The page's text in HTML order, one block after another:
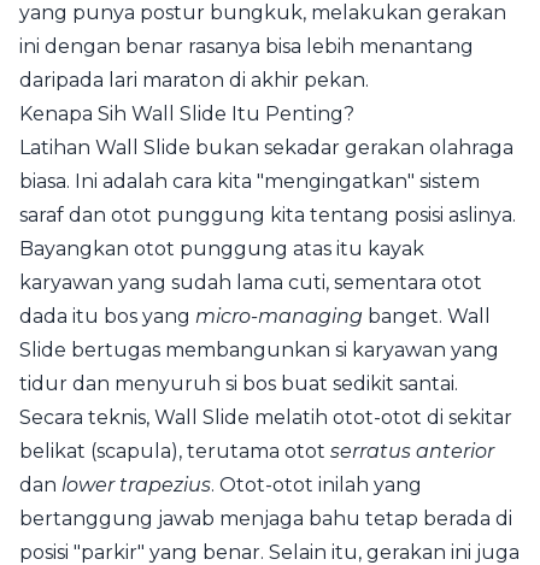
yang punya postur bungkuk, melakukan gerakan
ini dengan benar rasanya bisa lebih menantang
daripada lari maraton di akhir pekan.
Kenapa Sih Wall Slide Itu Penting?
Latihan Wall Slide bukan sekadar gerakan olahraga
biasa. Ini adalah cara kita "mengingatkan" sistem
saraf dan otot punggung kita tentang posisi aslinya.
Bayangkan otot punggung atas itu kayak
karyawan yang sudah lama cuti, sementara otot
dada itu bos yang micro-managing banget. Wall
Slide bertugas membangunkan si karyawan yang
tidur dan menyuruh si bos buat sedikit santai.
Secara teknis, Wall Slide melatih otot-otot di sekitar
belikat (scapula), terutama otot serratus anterior
dan lower trapezius. Otot-otot inilah yang
bertanggung jawab menjaga bahu tetap berada di
posisi "parkir" yang benar. Selain itu, gerakan ini juga